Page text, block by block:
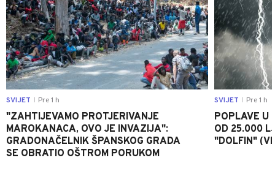
SVIJET Pre 1 h
"ZAHTIJEVAMO PROTJERIVANJE
MAROKANACA, OVO JE INVAZIJA":
GRADONAČELNIK ŠPANSKOG GRADA
SE OBRATIO OŠTROM PORUKOM
SVIJET Pre 1 h
POPLAVE U
OD 25.000
"DOLFIN"